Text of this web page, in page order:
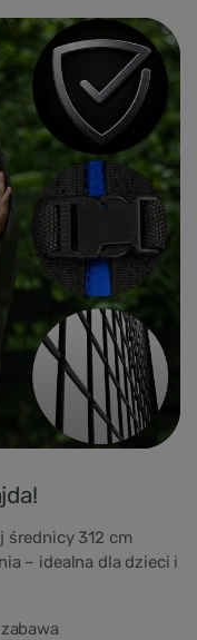
średnicy 312 cm
– idealna dla dzieci i